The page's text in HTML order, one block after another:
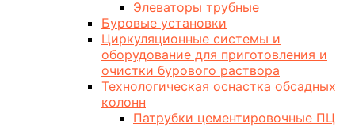
Элеваторы трубные
Буровые установки
Циркуляционные системы и
оборудование для приготовления и
очистки бурового раствора
Технологическая оснастка обсадных
колонн
Патрубки цементировочные ПЦ